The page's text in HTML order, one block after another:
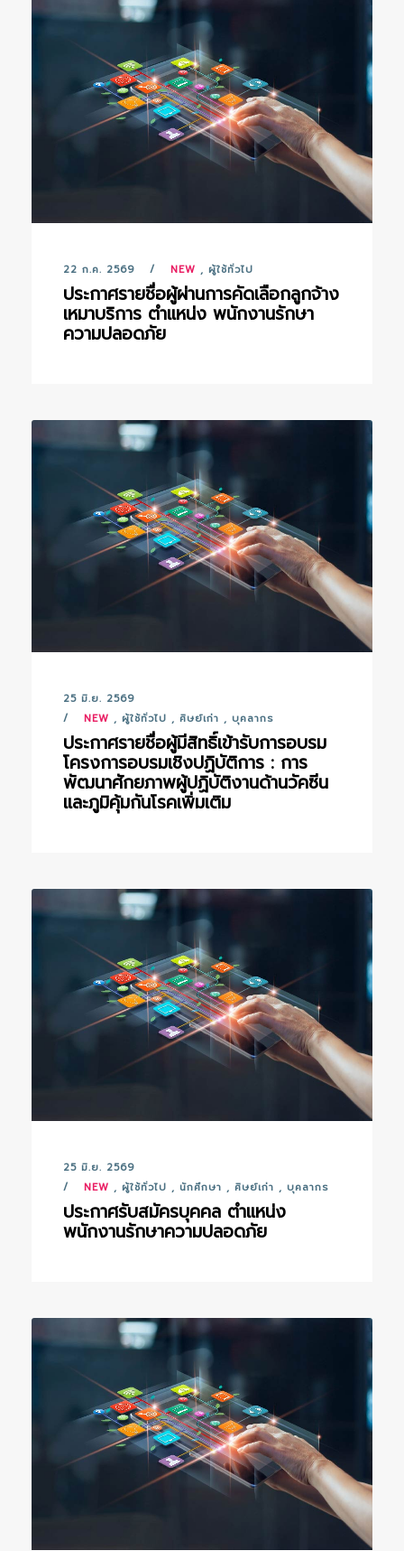
22 ก.ค. 2569 NEW , ผู้ใช้ทั่วไป
ประกาศรายชื่อผู้ผ่านการคัดเลือกลูกจ้าง
เหมาบริการ ตำแหน่ง พนักงานรักษา
ความปลอดภัย
25 มิ.ย. 2569
NEW , ผู้ใช้ทั่วไป , ศิษย์เก่า , บุคลากร
ประกาศรายชื่อผู้มีสิทธิ์เข้ารับการอบรม
โครงการอบรมเชิงปฏิบัติการ : การ
พัฒนาศักยภาพผู้ปฏิบัติงานด้านวัคซีน
และภูมิคุ้มกันโรคเพิ่มเติม
25 มิ.ย. 2569
NEW , ผู้ใช้ทั่วไป , นักศึกษา , ศิษย์เก่า , บุคลากร
ประกาศรับสมัครบุคคล ตำแหน่ง
พนักงานรักษาความปลอดภัย